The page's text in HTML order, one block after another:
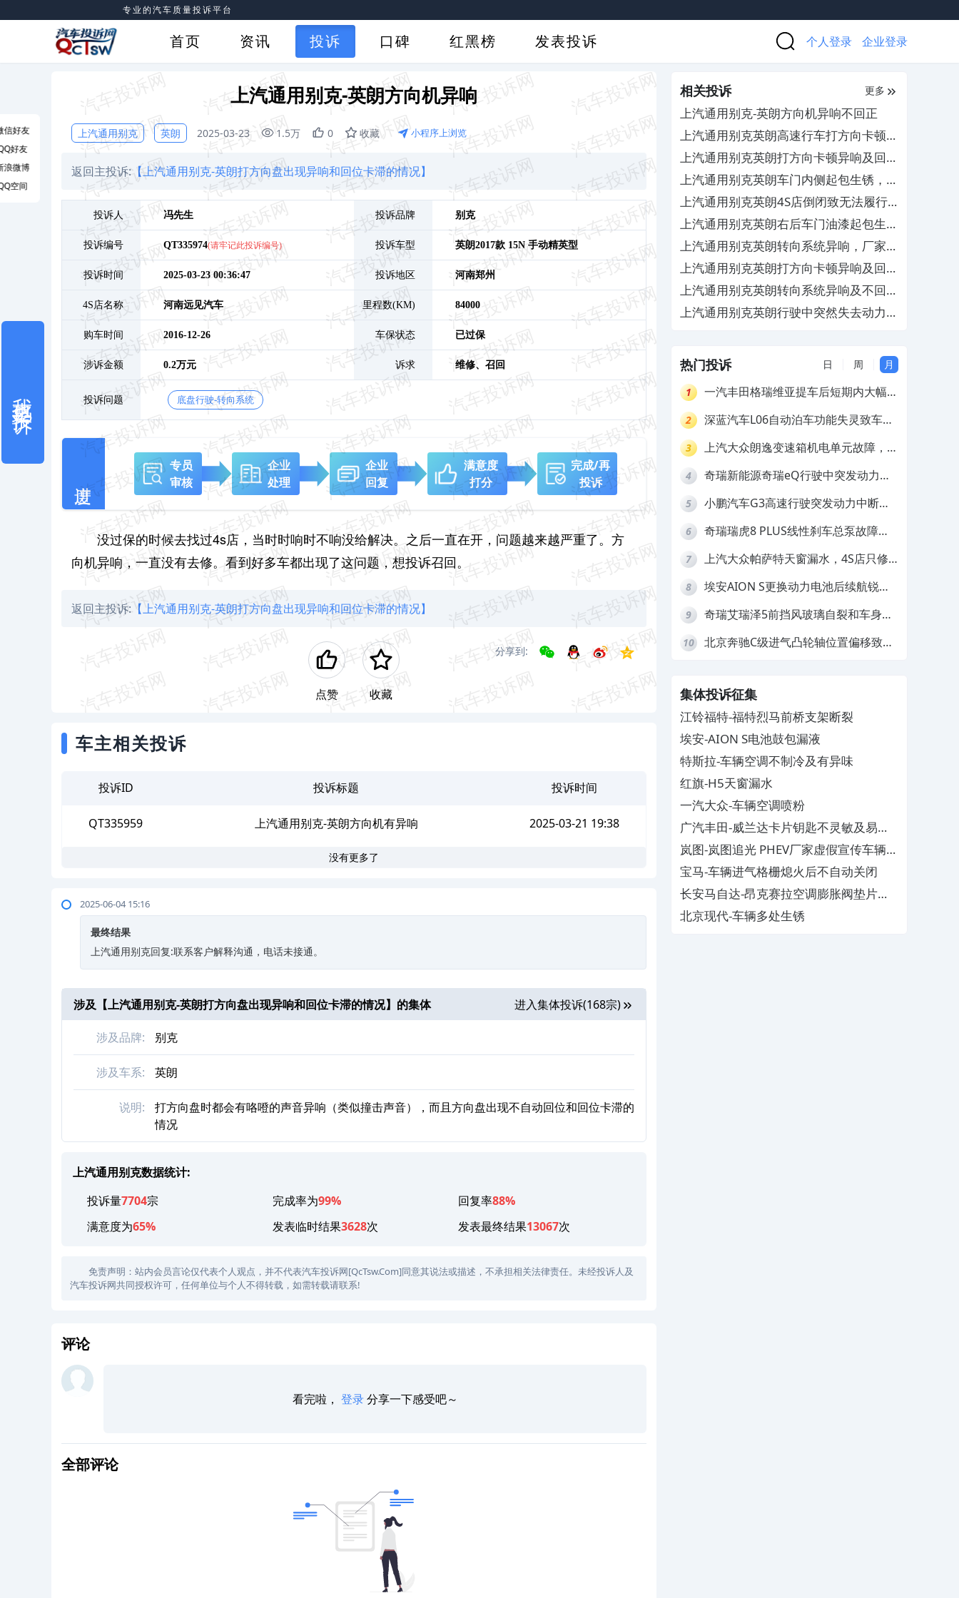
专业的汽车质量投诉平台
首页 资讯 投诉 口碑 红黑榜 发表投诉 个人登录 企业登录
上汽通用别克-英朗方向机异响
上汽通用别克 英朗 2025-03-23 1.5万 0 收藏 小程序上浏览
返回主投诉: 【上汽通用别克-英朗打方向盘出现异响和回位卡滞的情况】
投诉人 冯先生 投诉品牌 别克
投诉编号 QT335974(请牢记此投诉编号) 投诉车型 英朗2017款 15N 手动精英型
投诉时间 2025-03-23 00:36:47 投诉地区 河南郑州
4S店名称 河南远见汽车 里程数(KM) 84000
购车时间 2016-12-26 车保状态 已过保
涉诉金额 0.2万元 诉求 维修、 召回
投诉问题 底盘行驶-转向系统
专员
审核
企业
处理
企业
回复
满意度
打分
完成/再
投诉
没过保的时候去找过4s店，当时时响时不响没给解决。之后一直在开，问题越来越严重了。方
向机异响，一直没有去修。看到好多车都出现了这问题，想投诉召回。
返回主投诉: 【上汽通用别克-英朗打方向盘出现异响和回位卡滞的情况】
点赞 收藏
分享到:
车主相关投诉
投诉ID 投诉标题 投诉时间
QT335959 上汽通用别克-英朗方向机有异响 2025-03-21 19:38
没有更多了
2025-06-04 15:16
最终结果
上汽通用别克回复:联系客户解释沟通，电话未接通。
涉及【上汽通用别克-英朗打方向盘出现异响和回位卡滞的情况】的集体 进入集体投诉(168宗)
涉及品牌: 别克
涉及车系: 英朗
说明:
打方向盘时都会有咯噔的声音异响（类似撞击声音），而且方向盘出现不自动回位和回位卡滞的
情况
上汽通用别克数据统计:
投诉量7704宗 完成率为99% 回复率88%
满意度为65% 发表临时结果3628次 发表最终结果13067次
免责声明：站内会员言论仅代表个人观点，并不代表汽车投诉网[QcTsw.Com]同意其说法或描述，不承担相关法律责任。未经投诉人及
汽车投诉网共同授权许可，任何单位与个人不得转载，如需转载请联系!
评论
看完啦， 登录分享一下感受吧～
全部评论
相关投诉 更多
上汽通用别克-英朗方向机异响不回正
上汽通用别克英朗高速行车打方向卡顿，
4S店需自费维修
上汽通用别克英朗打方向卡顿异响及回位
慢，厂家无人处理
上汽通用别克英朗车门内侧起包生锈，
4S店拒绝保修
上汽通用别克英朗4S店倒闭致无法履行
保养套餐服务，要求退款
上汽通用别克英朗右后车门油漆起包生
锈，经销商需自费维修
上汽通用别克英朗转向系统异响，厂家拖
延逃避需自费维修
上汽通用别克英朗打方向卡顿异响及回位
慢，厂家无人处理
上汽通用别克英朗转向系统异响及不回
位，厂家拒绝免费维修
上汽通用别克英朗行驶中突然失去动力且
热门投诉 日 周 月
1
一汽丰田格瑞维亚提车后短期内大幅降
2
深蓝汽车L06自动泊车功能失灵致车辆
3
上汽大众朗逸变速箱机电单元故障，厂
4
奇瑞新能源奇瑞eQ行驶中突发动力受
拒绝三电质保
5
小鹏汽车G3高速行驶突发动力中断，
6
奇瑞瑞虎8 PLUS线性刹车总泵故障，
7
上汽大众帕萨特天窗漏水，4S店只修
8
埃安AION S更换动力电池后续航锐
9
奇瑞艾瑞泽5前挡风玻璃自裂和车身多
10
北京奔驰C级进气凸轮轴位置偏移致发
集体投诉征集
江铃福特-福特烈马前桥支架断裂
埃安-AION S电池鼓包漏液
特斯拉-车辆空调不制冷及有异味
红旗-H5天窗漏水
一汽大众-车辆空调喷粉
广汽丰田-威兰达卡片钥匙不灵敏及易消
磁
岚图-岚图追光 PHEV厂家虚假宣传车辆配
置与功能
宝马-车辆进气格栅熄火后不自动关闭
长安马自达-昂克赛拉空调膨胀阀垫片生
锈
北京现代-车辆多处生锈
信好友
好友
浪微博
空间